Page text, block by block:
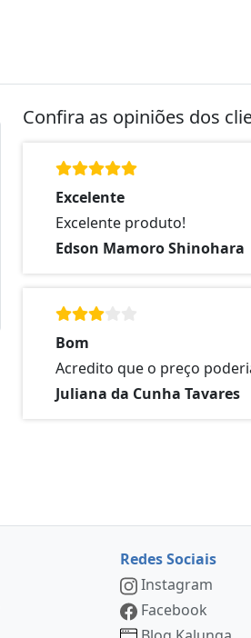
Confira as opiniões dos
Excelente
Excelente produto!
Edson Mamoro Shinohara
Bom
Acredito que o preço
Juliana da Cunha Tavares
Redes Sociais
Instagram
Facebook